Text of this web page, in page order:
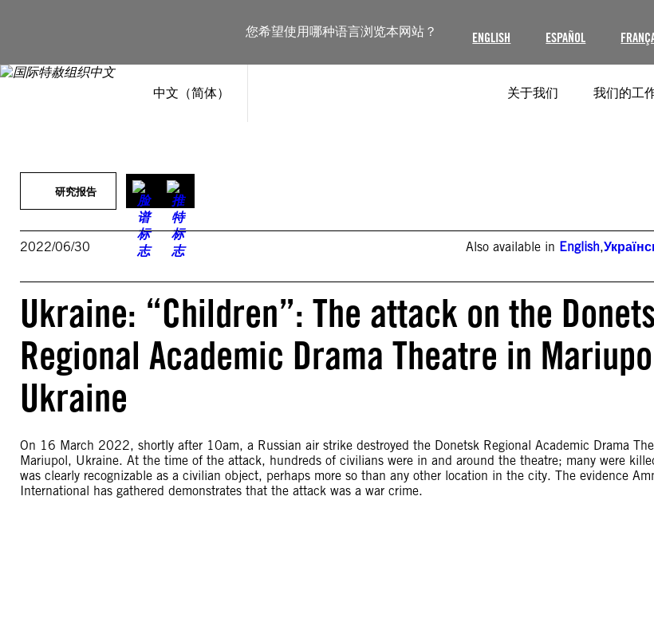
您希望使用哪种语言浏览本网站？ ENGLISH ESPAÑOL
中文（简体） 关于我们 我们的工
研究报告
2022/06/30 Also available in English,
Ukraine: “Children”: The attack on the
Regional Academic Drama Theatre in
Ukraine
On 16 March 2022, shortly after 10am, a Russian air strike destroyed the Donetsk Regional Academic Drama
Mariupol, Ukraine. At the time of the attack, hundreds of civilians were in and around the theatre; many were
was clearly recognizable as a civilian object, perhaps more so than any other location in the city. The evidence
International has gathered demonstrates that the attack was a war crime.